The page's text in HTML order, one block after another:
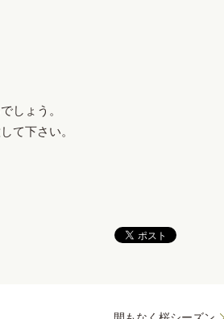
しょう。
て下さい。